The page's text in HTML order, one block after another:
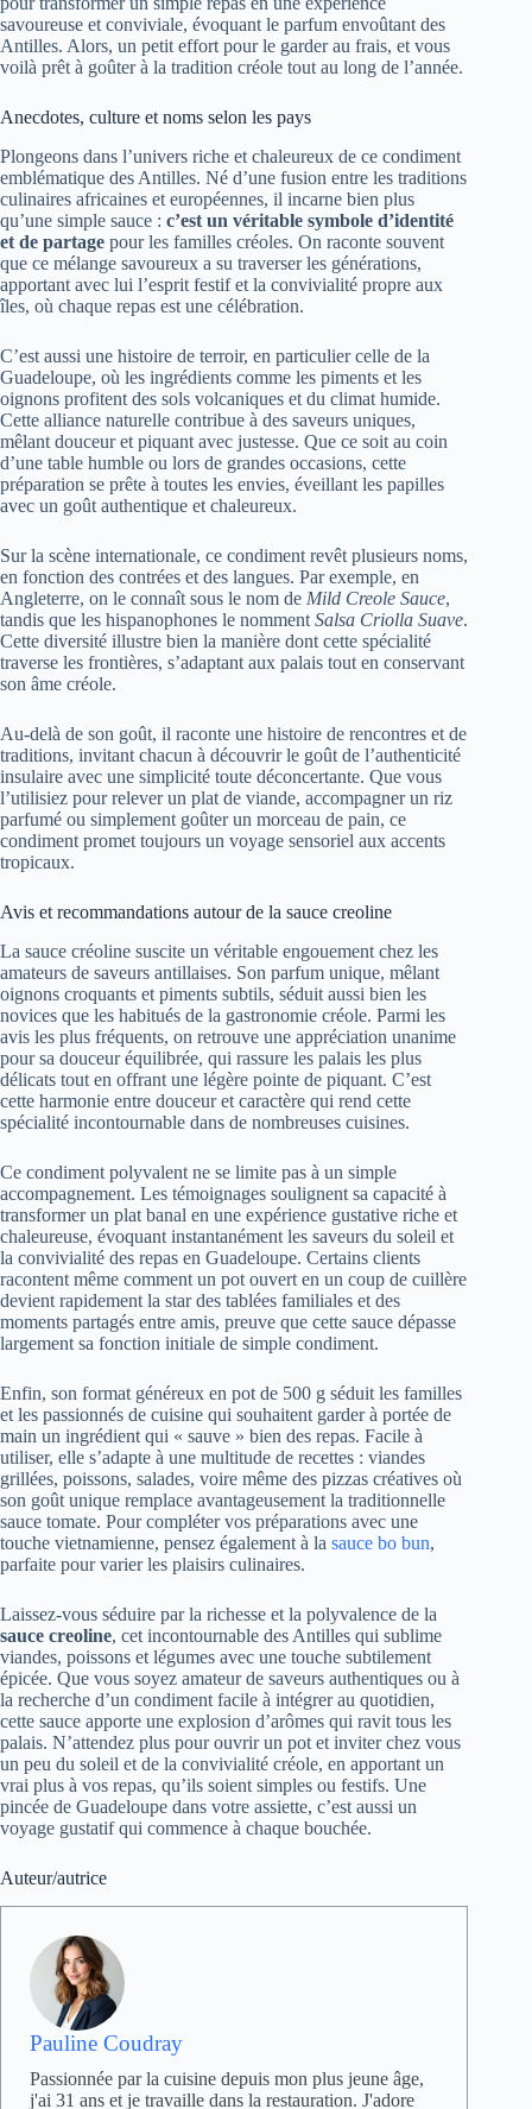
savoureuse et conviviale, évoquant le parfum envoûtant des
Antilles. Alors, un petit effort pour le garder au frais, et vous
voilà prêt à goûter à la tradition créole tout au long de l’année.
Anecdotes, culture et noms selon les pays
Plongeons dans l’univers riche et chaleureux de ce condiment
emblématique des Antilles. Né d’une fusion entre les traditions
culinaires africaines et européennes, il incarne bien plus
qu’une simple sauce : c’est un véritable symbole d’identité
et de partage pour les familles créoles. On raconte souvent
que ce mélange savoureux a su traverser les générations,
apportant avec lui l’esprit festif et la convivialité propre aux
îles, où chaque repas est une célébration.
C’est aussi une histoire de terroir, en particulier celle de la
Guadeloupe, où les ingrédients comme les piments et les
oignons profitent des sols volcaniques et du climat humide.
Cette alliance naturelle contribue à des saveurs uniques,
mêlant douceur et piquant avec justesse. Que ce soit au coin
d’une table humble ou lors de grandes occasions, cette
préparation se prête à toutes les envies, éveillant les papilles
avec un goût authentique et chaleureux.
Sur la scène internationale, ce condiment revêt plusieurs noms,
en fonction des contrées et des langues. Par exemple, en
Angleterre, on le connaît sous le nom de Mild Creole Sauce,
tandis que les hispanophones le nomment Salsa Criolla Suave.
Cette diversité illustre bien la manière dont cette spécialité
traverse les frontières, s’adaptant aux palais tout en conservant
son âme créole.
Au-delà de son goût, il raconte une histoire de rencontres et de
traditions, invitant chacun à découvrir le goût de l’authenticité
insulaire avec une simplicité toute déconcertante. Que vous
l’utilisiez pour relever un plat de viande, accompagner un riz
parfumé ou simplement goûter un morceau de pain, ce
condiment promet toujours un voyage sensoriel aux accents
tropicaux.
Avis et recommandations autour de la sauce creoline
La sauce créoline suscite un véritable engouement chez les
amateurs de saveurs antillaises. Son parfum unique, mêlant
oignons croquants et piments subtils, séduit aussi bien les
novices que les habitués de la gastronomie créole. Parmi les
avis les plus fréquents, on retrouve une appréciation unanime
pour sa douceur équilibrée, qui rassure les palais les plus
délicats tout en offrant une légère pointe de piquant. C’est
cette harmonie entre douceur et caractère qui rend cette
spécialité incontournable dans de nombreuses cuisines.
Ce condiment polyvalent ne se limite pas à un simple
accompagnement. Les témoignages soulignent sa capacité à
transformer un plat banal en une expérience gustative riche et
chaleureuse, évoquant instantanément les saveurs du soleil et
la convivialité des repas en Guadeloupe. Certains clients
racontent même comment un pot ouvert en un coup de cuillère
devient rapidement la star des tablées familiales et des
moments partagés entre amis, preuve que cette sauce dépasse
largement sa fonction initiale de simple condiment.
Enfin, son format généreux en pot de 500 g séduit les familles
et les passionnés de cuisine qui souhaitent garder à portée de
main un ingrédient qui « sauve » bien des repas. Facile à
utiliser, elle s’adapte à une multitude de recettes : viandes
grillées, poissons, salades, voire même des pizzas créatives où
son goût unique remplace avantageusement la traditionnelle
sauce tomate. Pour compléter vos préparations avec une
touche vietnamienne, pensez également à la sauce bo bun,
parfaite pour varier les plaisirs culinaires.
Laissez-vous séduire par la richesse et la polyvalence de la
sauce creoline, cet incontournable des Antilles qui sublime
viandes, poissons et légumes avec une touche subtilement
épicée. Que vous soyez amateur de saveurs authentiques ou à
la recherche d’un condiment facile à intégrer au quotidien,
cette sauce apporte une explosion d’arômes qui ravit tous les
palais. N’attendez plus pour ouvrir un pot et inviter chez vous
un peu du soleil et de la convivialité créole, en apportant un
vrai plus à vos repas, qu’ils soient simples ou festifs. Une
pincée de Guadeloupe dans votre assiette, c’est aussi un
voyage gustatif qui commence à chaque bouchée.
Auteur/autrice
Pauline Coudray
Passionnée par la cuisine depuis mon plus jeune âge,
j'ai 31 ans et je travaille dans la restauration. J'adore